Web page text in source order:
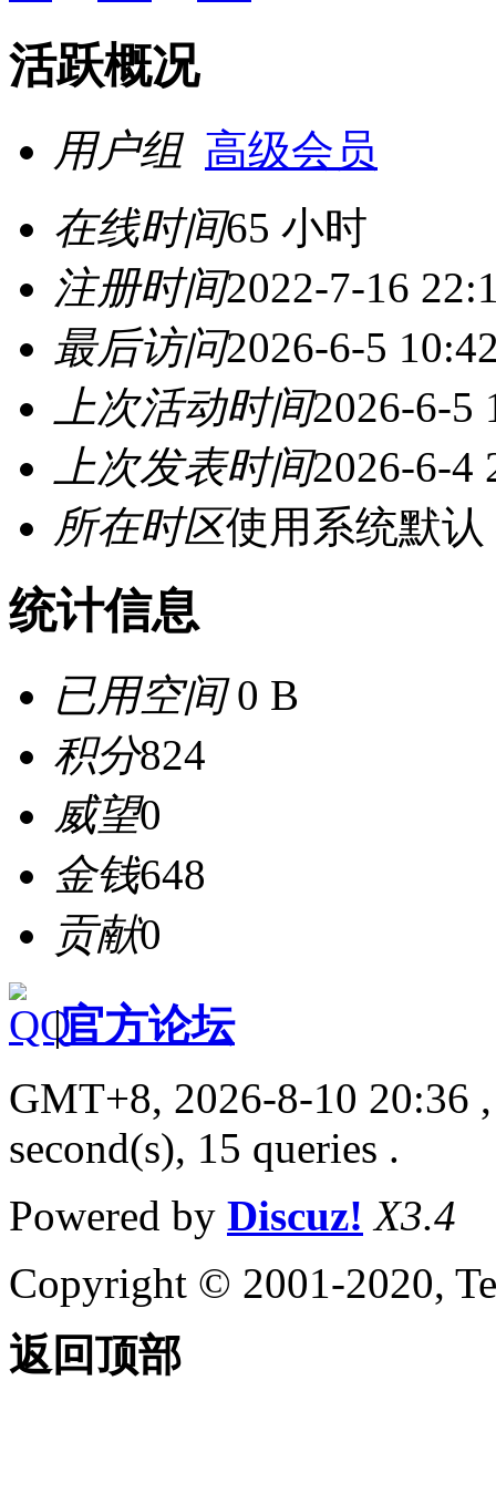
活跃概况
用户组 高级会员
在线时间65 小时
注册时间2022-7-16
最后访问2026-6-5
上次活动时间2026-6-5
上次发表时间2026-6-4
所在时区使用系统默认
统计信息
已用空间0 B
积分824
威望0
金钱648
贡献0
|官方论坛
GMT+8, 2026-8-10 20:36
second(s), 15 queries .
Powered by Discuz! X3.4
Copyright © 2001-2020,
返回顶部